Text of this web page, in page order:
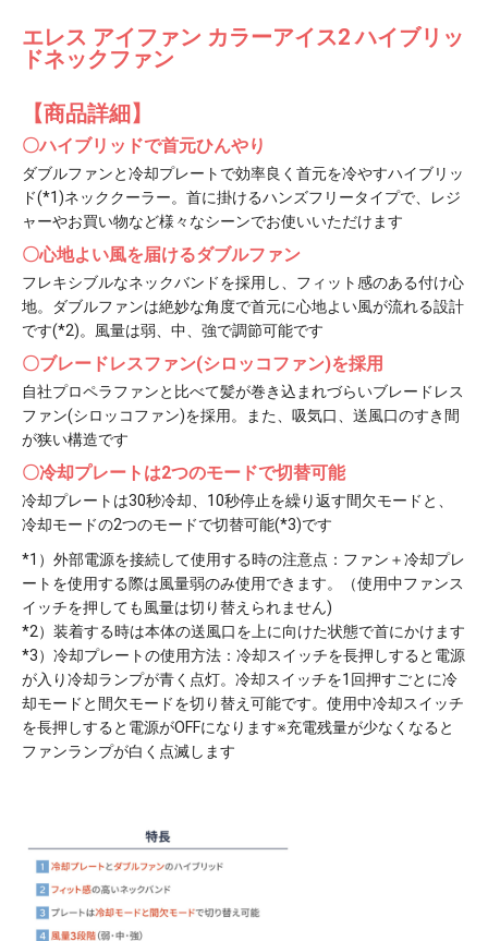
エレス アイファン カラーアイス2 ハイブリッ
ドネックファン
【商品詳細】
〇ハイブリッドで首元ひんやり
ダブルファンと冷却プレートで効率良く首元を冷やすハイブリッ
ド(*1)ネッククーラー。首に掛けるハンズフリータイプで、レジ
ャーやお買い物など様々なシーンでお使いいただけます
〇心地よい風を届けるダブルファン
フレキシブルなネックバンドを採用し、フィット感のある付け心
地。ダブルファンは絶妙な角度で首元に心地よい風が流れる設計
です(*2)。風量は弱、中、強で調節可能です
〇ブレードレスファン(シロッコファン)を採用
自社プロペラファンと比べて髪が巻き込まれづらいブレードレス
ファン(シロッコファン)を採用。また、吸気口、送風口のすき間
が狭い構造です
〇冷却プレートは2つのモードで切替可能
冷却プレートは30秒冷却、10秒停止を繰り返す間欠モードと、
冷却モードの2つのモードで切替可能(*3)です
*1）外部電源を接続して使用する時の注意点：ファン＋冷却プレ
ートを使用する際は風量弱のみ使用できます。（使用中ファンス
イッチを押しても風量は切り替えられません)
*2）装着する時は本体の送風口を上に向けた状態で首にかけます
*3）冷却プレートの使用方法：冷却スイッチを長押しすると電源
が入り冷却ランプが青く点灯。冷却スイッチを1回押すごとに冷
却モードと間欠モードを切り替え可能です。使用中冷却スイッチ
を長押しすると電源がOFFになります※充電残量が少なくなると
ファンランプが白く点滅します